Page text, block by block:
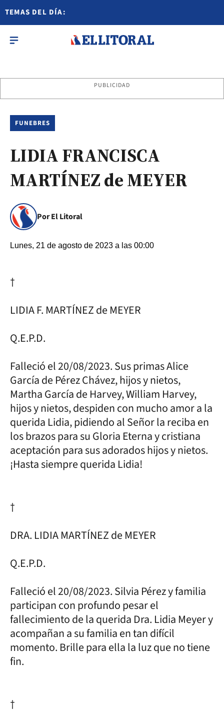
TEMAS DEL DÍA:
PUBLICIDAD
FUNEBRES
LIDIA FRANCISCA
MARTÍNEZ de MEYER
Por El Litoral
Lunes, 21 de agosto de 2023 a las 00:00
†
LIDIA F. MARTÍNEZ de MEYER
Q.E.P.D.
Falleció el 20/08/2023. Sus primas Alice
García de Pérez Chávez, hijos y nietos,
Martha García de Harvey, William Harvey,
hijos y nietos, despiden con mucho amor a la
querida Lidia, pidiendo al Señor la reciba en
los brazos para su Gloria Eterna y cristiana
aceptación para sus adorados hijos y nietos.
¡Hasta siempre querida Lidia!
†
DRA. LIDIA MARTÍNEZ de MEYER
Q.E.P.D.
Falleció el 20/08/2023. Silvia Pérez y familia
participan con profundo pesar el
fallecimiento de la querida Dra. Lidia Meyer y
acompañan a su familia en tan difícil
momento. Brille para ella la luz que no tiene
fin.
†